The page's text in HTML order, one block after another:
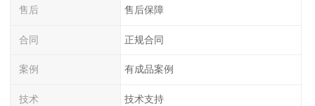
售后 售后保障
合同 正规合同
案例 有成品案例
技术 技术支持